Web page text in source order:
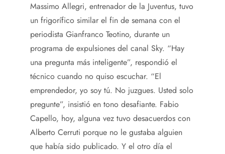
Massimo Allegri, entrenador de la Juventus, tuvo
un frigorífico similar el fin de semana con el
periodista Gianfranco Teotino, durante un
programa de expulsiones del canal Sky. “Hay
una pregunta más inteligente”, respondió el
técnico cuando no quiso escuchar. “El
emprendedor, yo soy tú. No juzgues. Usted solo
pregunte”, insistió en tono desafiante. Fabio
Capello, hoy, alguna vez tuvo desacuerdos con
Alberto Cerruti porque no le gustaba alguien
que había sido publicado. Y el otro día el